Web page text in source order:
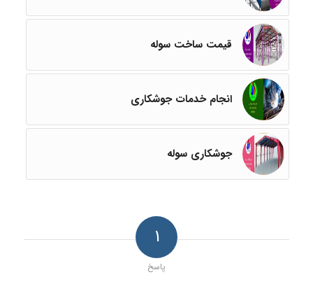
قیمت ساخت سوله
انجام خدمات جوشکاری
جوشکاری سوله
1
پاسخ